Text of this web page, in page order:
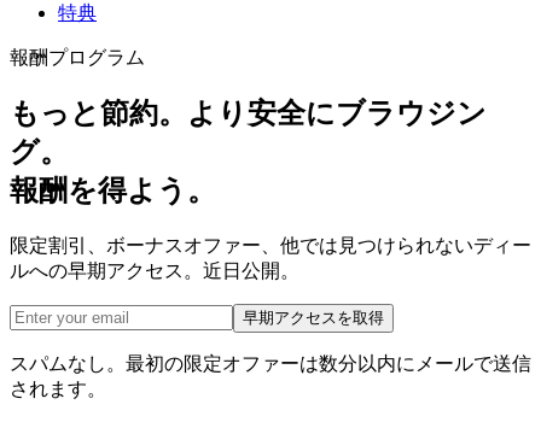
特典
報酬プログラム
もっと節約。より安全にブラウジン
グ。
報酬を得よう。
限定割引、ボーナスオファー、他では見つけられないディー
ルへの早期アクセス。近日公開。
早期アクセスを取得
スパムなし。最初の限定オファーは数分以内にメールで送信
されます。